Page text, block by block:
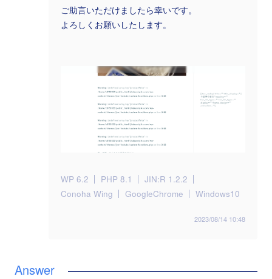
ご助言いただけましたら幸いです。
よろしくお願いしたします。
WP 6.2 PHP 8.1
JIN:R 1.2.2
Conoha Wing
GoogleChrome Windows10
2023/08/14 10:48